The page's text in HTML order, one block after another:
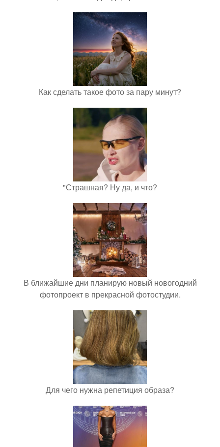
Как сделать такое фото за пару минут?
"Страшная? Ну да, и что?
В ближайшие дни планирую новый новогодний
фотопроект в прекрасной фотостудии.
Для чего нужна репетиция образа?